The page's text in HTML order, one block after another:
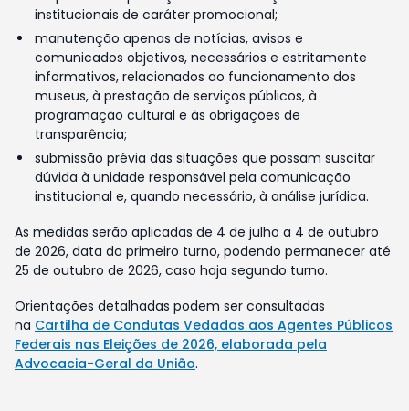
institucionais de caráter promocional;
manutenção apenas de notícias, avisos e
comunicados objetivos, necessários e estritamente
informativos, relacionados ao funcionamento dos
museus, à prestação de serviços públicos, à
programação cultural e às obrigações de
transparência;
submissão prévia das situações que possam suscitar
dúvida à unidade responsável pela comunicação
institucional e, quando necessário, à análise jurídica.
As medidas serão aplicadas de 4 de julho a 4 de outubro
de 2026, data do primeiro turno, podendo permanecer até
25 de outubro de 2026, caso haja segundo turno.
Orientações detalhadas podem ser consultadas
na Cartilha de Condutas Vedadas aos Agentes Públicos
Federais nas Eleições de 2026, elaborada pela
Advocacia-Geral da União.